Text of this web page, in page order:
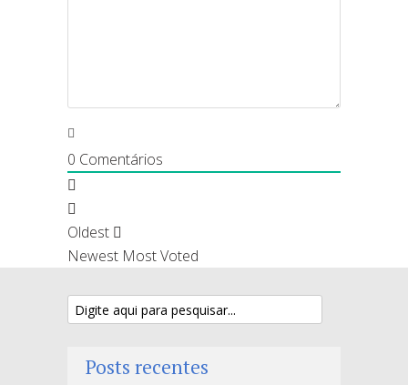
0 Comentários
Oldest
Newest Most Voted
Posts recentes